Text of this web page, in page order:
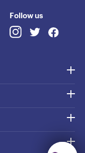
Follow us